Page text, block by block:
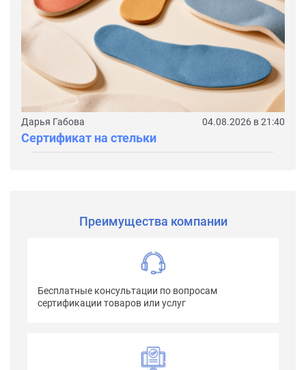
Дарья Габова 04.08.2026 в 21:40
Сертификат на стельки
Преимущества компании
Бесплатные консультации по вопросам
сертификации товаров или услуг